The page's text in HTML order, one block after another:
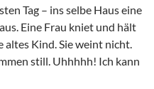
Tag – ins selbe Haus eine
Eine Frau kniet und hält
Kind. Sie weint nicht.
still. Uhhhhh! Ich kann